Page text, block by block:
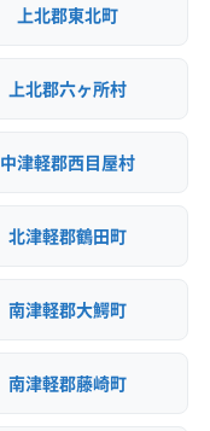
上北郡東北町
上北郡六ヶ所村
中津軽郡西目屋村
北津軽郡鶴田町
南津軽郡大鰐町
南津軽郡藤崎町